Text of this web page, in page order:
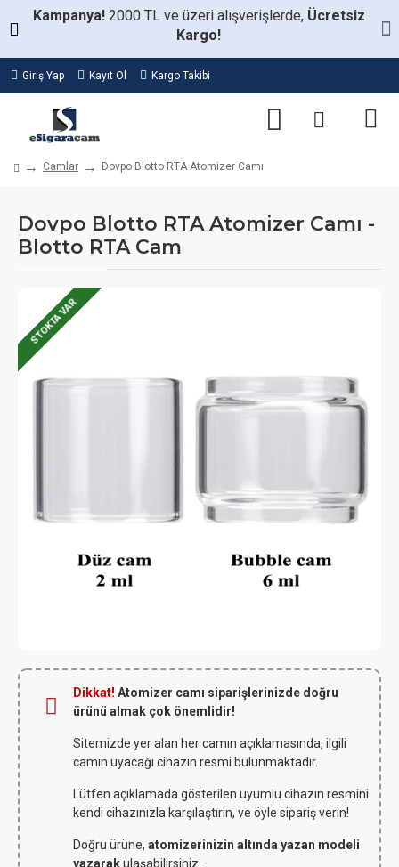
Kampanya! 2000 TL ve üzeri alışverişlerde, Ücretsiz
Kargo!
Giriş Yap Kayıt Ol Kargo Takibi
Camlar Dovpo Blotto RTA Atomizer Camı
Dovpo Blotto RTA Atomizer Camı -
Blotto RTA Cam
STOKTA VAR
Dikkat! Atomizer camı siparişlerinizde doğru
ürünü almak çok önemlidir!
Sitemizde yer alan her camın açıklamasında, ilgili
camın uyacağı cihazın resmi bulunmaktadır.
Lütfen açıklamada gösterilen uyumlu cihazın resmini
kendi cihazınızla karşılaştırın, ve öyle sipariş verin!
Doğru ürüne, atomizerinizin altında yazan modeli
yazarakulaşabilirsiniz.